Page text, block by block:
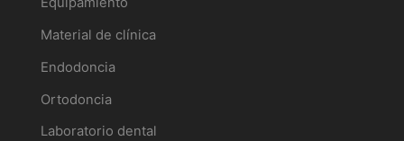
Material de clínica
Endodoncia
Ortodoncia
Laboratorio dental